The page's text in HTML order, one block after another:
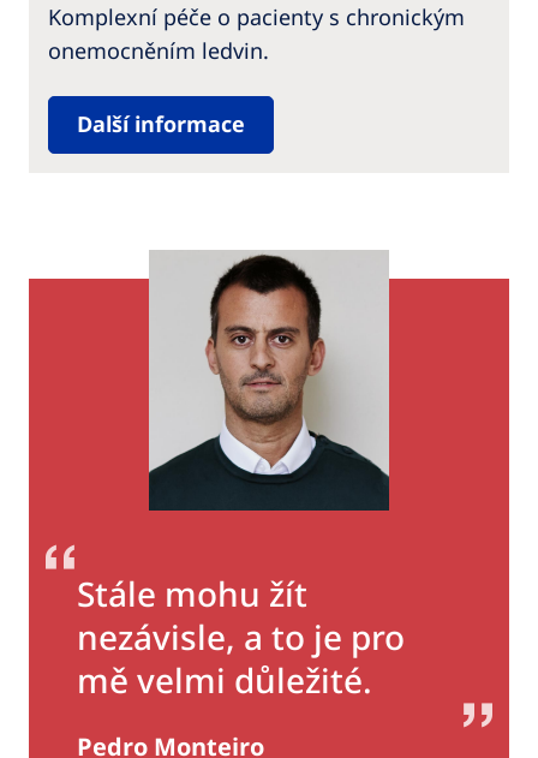
Komplexní péče o pacienty s chronickým
onemocněním ledvin.
Další informace
Stále mohu žít
nezávisle, a to je pro
mě velmi důležité.
Pedro Monteiro